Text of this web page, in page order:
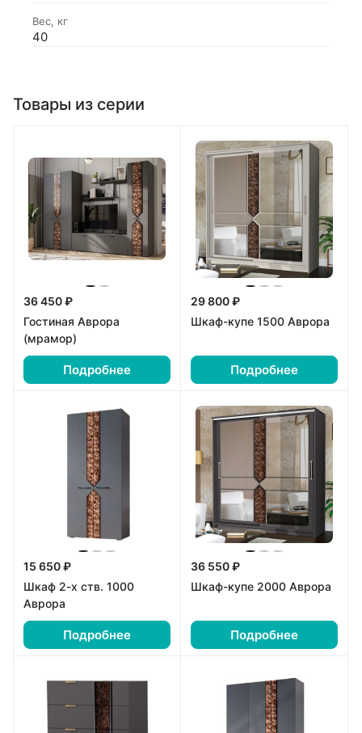
Вес, кг
40
Товары из серии
36 450 ₽
Гостиная Аврора
(мрамор)
Подробнее
29 800 ₽
Шкаф-купе 1500 Аврора
Подробнее
15 650 ₽
Шкаф 2-х ств. 1000
Аврора
Подробнее
36 550 ₽
Шкаф-купе 2000 Аврора
Подробнее